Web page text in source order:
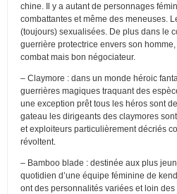
chine. Il y a autant de personnages
combattantes et même des meneuses.
(toujours) sexualisées. De plus dans le
guerrière protectrice envers son
combat mais bon négociateur.
– Claymore : dans un monde héroic
guerrières magiques traquant des
une exception prêt tous les héros sont
gateau les dirigeants des claymores
et exploiteurs particulièrement décriés
révoltent.
– Bamboo blade : destinée aux plus
quotidien d’une équipe féminine de
ont des personnalités variées et loin